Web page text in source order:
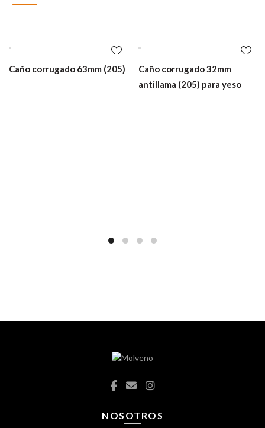
Caño corrugado 63mm (205)
Caño corrugado 32mm
antillama (205) para yeso
NOSOTROS